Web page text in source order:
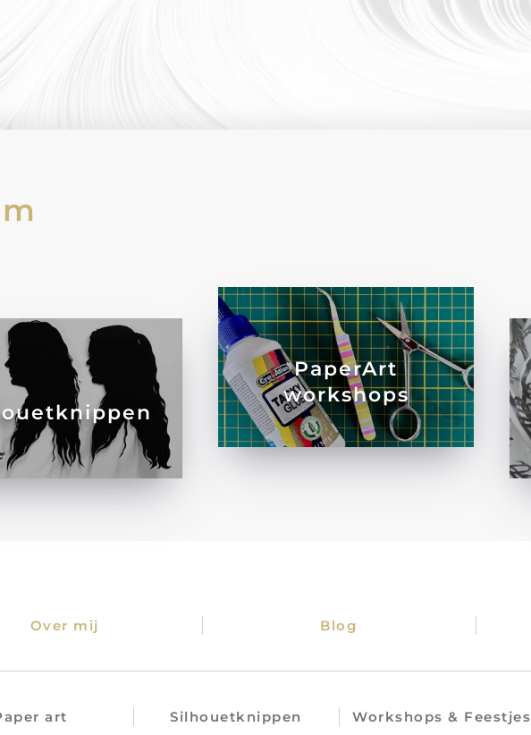
PaperArt
workshops
Over mij Blog
art Silhouetknippen Workshops & Feestjes